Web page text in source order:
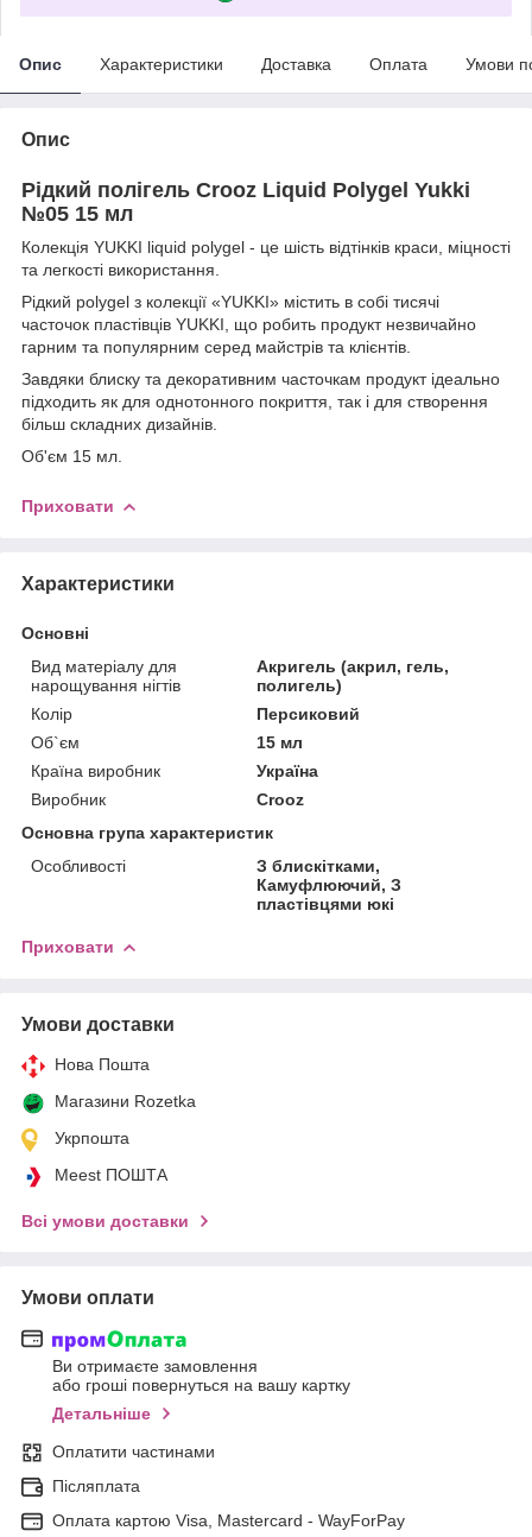
Опис Характеристики Доставка Оплата Умови
Опис
Рідкий полігель Crooz Liquid Polygel Yukki
№05 15 мл
Колекція YUKKI liquid polygel - це шість відтінків краси, міцності
та легкості використання.
Рідкий polygel з колекції «YUKKI» містить в собі тисячі
часточок пластівців YUKKI, що робить продукт незвичайно
гарним та популярним серед майстрів та клієнтів.
Завдяки блиску та декоративним часточкам продукт ідеально
підходить як для однотонного покриття, так і для створення
більш складних дизайнів.
Об'єм 15 мл.
Приховати
Характеристики
Основні
Вид матеріалу для
нарощування нігтів
Акригель (акрил, гель,
полигель)
Колір
Персиковий
Об`єм
15 мл
Країна виробник
Україна
Виробник
Crooz
Основна група характеристик
Особливості
З блискітками,
Камуфлюючий, З
пластівцями юкі
Приховати
Умови доставки
Нова Пошта
Магазини Rozetka
Укрпошта
Meest ПОШТА
Всі умови доставки
Умови оплати
Ви отримаєте замовлення
або гроші повернуться на вашу картку
Детальніше
Оплатити частинами
Післяплата
Оплата картою Visa, Mastercard - WayForPay